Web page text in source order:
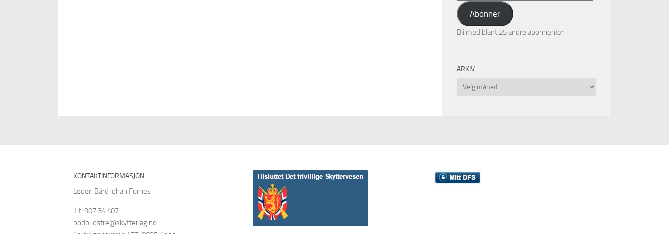
adresse
Abonner
Bli med blant 25 andre abonnenter
ARKIV
Arkiv
KONTAKTINFORMASJON
Leder: Bård Johan Furnes
Tlf: 907 34 407
bodo-ostre@skytterlag.no